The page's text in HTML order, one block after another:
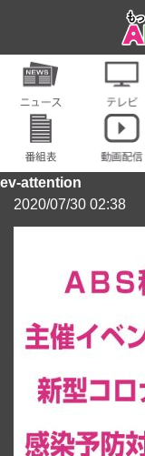
ev-attention
2020/07/30 02:38